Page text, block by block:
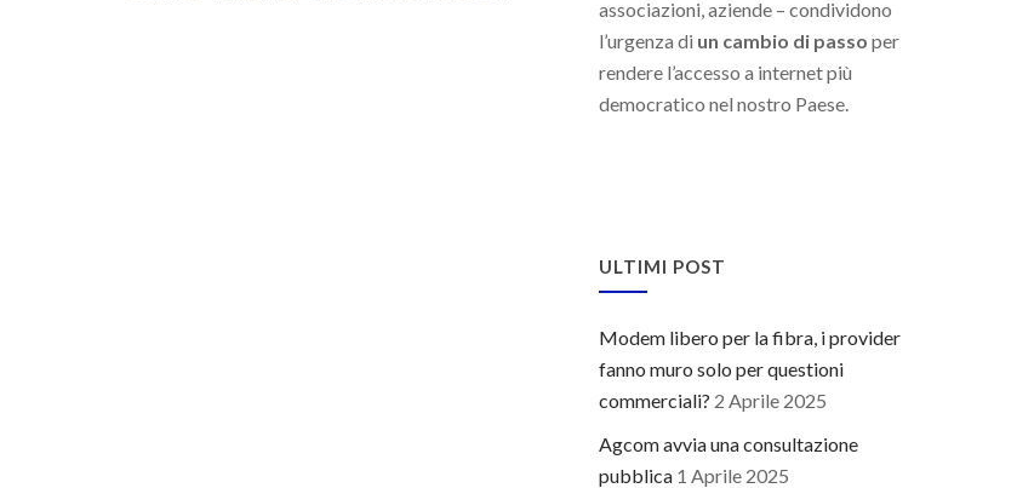
associazioni, aziende – condividono
l’urgenza di un cambio di passo per
rendere l’accesso a internet più
democratico nel nostro Paese.
ULTIMI POST
Modem libero per la fibra, i provider
fanno muro solo per questioni
commerciali? 2 Aprile 2025
Agcom avvia una consultazione
pubblica 1 Aprile 2025